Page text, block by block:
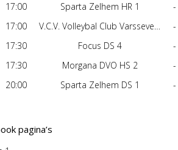
17:00 Sparta Zelhem HR 1
-
17:00 V.C.V. Volleybal Club Varsseveld DS 1
-
17:30 Focus DS 4
-
17:30 Morgana DVO HS 2
-
20:00 Sparta Zelhem DS 1 -
pagina’s